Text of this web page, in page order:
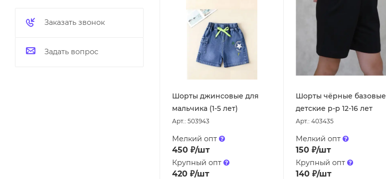
Шорты джинсовые для
мальчика (1-5 лет)
Арт.: 503943
Мелкий опт
450 ₽/шт
Крупный опт
420 ₽/шт
Шорты чёрные базовые
детские р-р 12-16 лет
Арт.: 403435
Мелкий опт
150 ₽/шт
Крупный опт
140 ₽/шт
Заказать звонок
Задать вопрос